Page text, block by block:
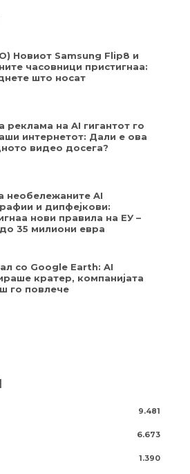
Новиот Samsung Flip8 и
часовници пристигнаа:
што носат
реклама на AI гигантот го
интернетот: Дали е ова
видео досега?
необележаните AI
и дипфејкови:
нови правила на ЕУ –
35 милиони евра
со Google Earth: AI
кратер, компанијата
го повлече
9.481
6.673
1.390